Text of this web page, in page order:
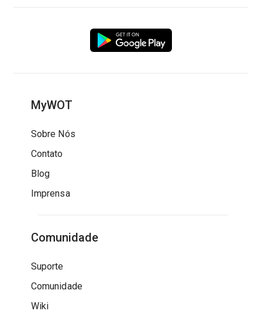
MyWOT
Sobre Nós
Contato
Blog
Imprensa
Comunidade
Suporte
Comunidade
Wiki